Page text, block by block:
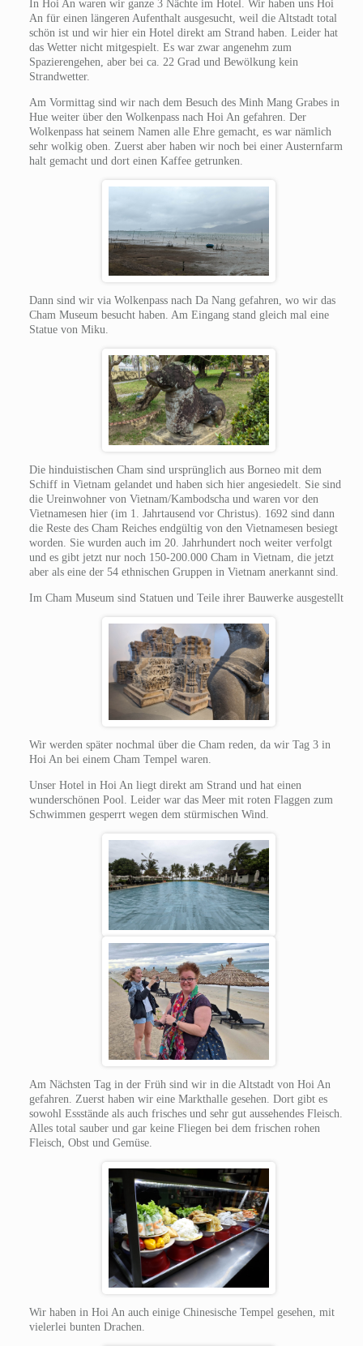
In Hoi An waren wir ganze 3 Nächte im Hotel. Wir haben uns Hoi
An für einen längeren Aufenthalt ausgesucht, weil die Altstadt total
schön ist und wir hier ein Hotel direkt am Strand haben. Leider hat
das Wetter nicht mitgespielt. Es war zwar angenehm zum
Spazierengehen, aber bei ca. 22 Grad und Bewölkung kein
Strandwetter.
Am Vormittag sind wir nach dem Besuch des Minh Mang Grabes in
Hue weiter über den Wolkenpass nach Hoi An gefahren. Der
Wolkenpass hat seinem Namen alle Ehre gemacht, es war nämlich
sehr wolkig oben. Zuerst aber haben wir noch bei einer Austernfarm
halt gemacht und dort einen Kaffee getrunken.
Dann sind wir via Wolkenpass nach Da Nang gefahren, wo wir das
Cham Museum besucht haben. Am Eingang stand gleich mal eine
Statue von Miku.
Die hinduistischen Cham sind ursprünglich aus Borneo mit dem
Schiff in Vietnam gelandet und haben sich hier angesiedelt. Sie sind
die Ureinwohner von Vietnam/Kambodscha und waren vor den
Vietnamesen hier (im 1. Jahrtausend vor Christus). 1692 sind dann
die Reste des Cham Reiches endgültig von den Vietnamesen besiegt
worden. Sie wurden auch im 20. Jahrhundert noch weiter verfolgt
und es gibt jetzt nur noch 150-200.000 Cham in Vietnam, die jetzt
aber als eine der 54 ethnischen Gruppen in Vietnam anerkannt sind.
Im Cham Museum sind Statuen und Teile ihrer Bauwerke ausgestellt
Wir werden später nochmal über die Cham reden, da wir Tag 3 in
Hoi An bei einem Cham Tempel waren.
Unser Hotel in Hoi An liegt direkt am Strand und hat einen
wunderschönen Pool. Leider war das Meer mit roten Flaggen zum
Schwimmen gesperrt wegen dem stürmischen Wind.
Am Nächsten Tag in der Früh sind wir in die Altstadt von Hoi An
gefahren. Zuerst haben wir eine Markthalle gesehen. Dort gibt es
sowohl Essstände als auch frisches und sehr gut aussehendes Fleisch.
Alles total sauber und gar keine Fliegen bei dem frischen rohen
Fleisch, Obst und Gemüse.
Wir haben in Hoi An auch einige Chinesische Tempel gesehen, mit
vielerlei bunten Drachen.